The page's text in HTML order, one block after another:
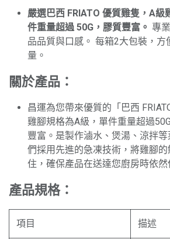
嚴選巴西 FRIATO 優質雞隻，A級
件重量超過 50G，膠質豐富。 專
品品質與口感。 每箱2大包裝，方
量。
關於產品：
昌運為您帶來優質的「巴西
雞腳規格為A級，單件重量超過
豐富。是製作滷水、煲湯、涼拌
們採用先進的急凍技術，將雞腳
住，確保產品在送達您廚房時依然
產品規格：
項目 描述